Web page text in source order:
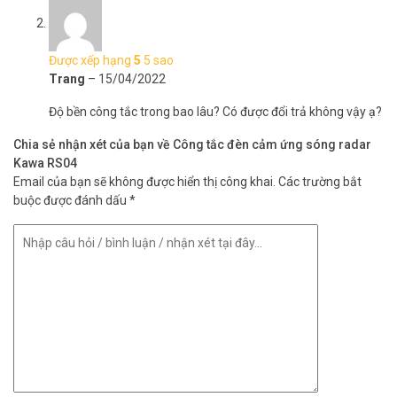
tối đa 12m“Dấu + “
+ Nút TIME:
thể chỉnh
tự tắt từ 10 giây đến 12 phút
bắt đầu tính lại trong chu kỳ cảm ứng mới.
– Cách lắp đặt: Gắn âm trần
– Cách đấu dây:
a. Kiểm tra nguồn điện vào bóng đèn kết nối với cảm ứng đã có điện
Được xếp hạng 5 5 sao
Trang – 15/04/2022
Độ bền công tắc trong bao lâu? Có được đổi trả không vậy ạ?
Chia sẻ nhận xét của bạn về Công tắc đèn cảm ứng sóng radar
Kawa RS04
Email của bạn sẽ không được hiển thị công khai. Các trường bắt
buộc được đánh dấu *